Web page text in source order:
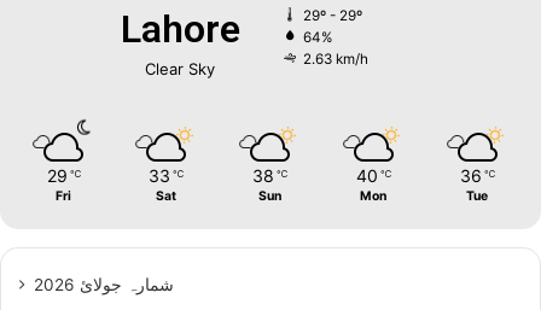
Lahore
Clear Sky
29º - 29º
64%
2.63 km/h
29 ℃
Fri
33 ℃
Sat
38 ℃
Sun
40 ℃
Mon
36 ℃
Tue
شمارہ جولائ 2026